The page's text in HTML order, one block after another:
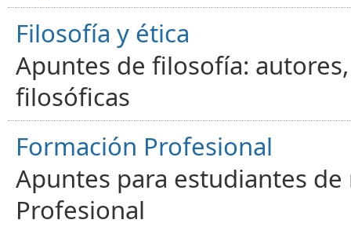
Filosofía y ética
Apuntes de filosofía:
filosóficas
Formación Profesional
Apuntes para estudiantes
Profesional